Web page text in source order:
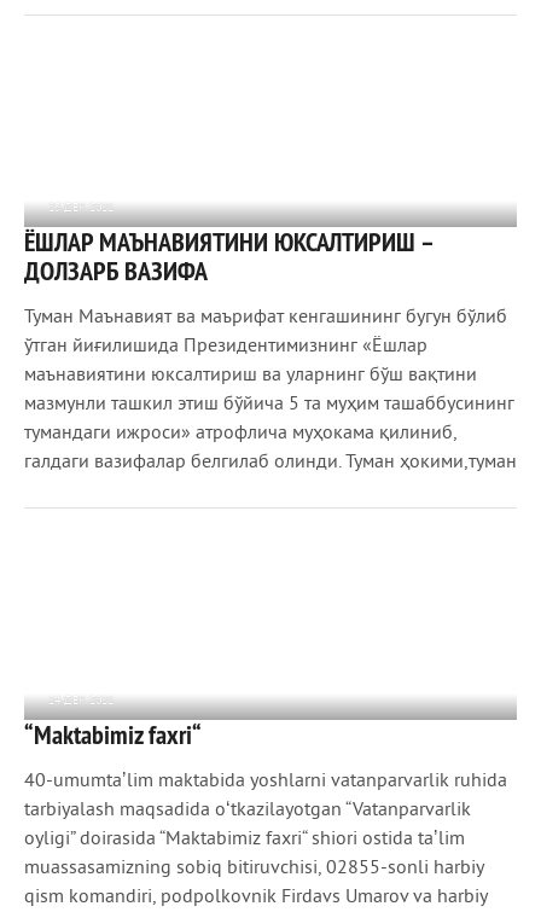
25 ДЕК 2021
1 163 0
ЁШЛАР МАЪНАВИЯТИНИ ЮКСАЛТИРИШ –
ДОЛЗАРБ ВАЗИФА
Туман Маънавият ва маърифат кенгашининг бугун бўлиб
ўтган йиғилишида Президентимизнинг «Ёшлар
маънавиятини юксалтириш ва уларнинг бўш вақтини
мазмунли ташкил этиш бўйича 5 та муҳим ташаббусининг
тумандаги ижроси» атрофлича муҳокама қилиниб,
галдаги вазифалар белгилаб олинди. Туман ҳокими,туман
24 ДЕК 2021
921 0
“Maktabimiz faxri“
40-umumtaʼlim maktabida yoshlarni vatanparvarlik ruhida
tarbiyalash maqsadida oʻtkazilayotgan “Vatanparvarlik
oyligi” doirasida “Maktabimiz faxri“ shiori ostida taʼlim
muassasamizning sobiq bitiruvchisi, 02855-sonli harbiy
qism komandiri, podpolkovnik Firdavs Umarov va harbiy